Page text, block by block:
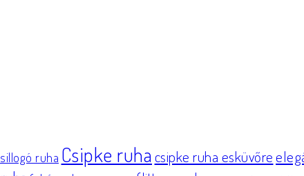
ruha Csipke ruhacsipke ruha esküvőre